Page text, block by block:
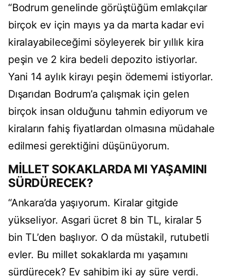
“Bodrum genelinde görüştüğüm emlakçılar
birçok ev için mayıs ya da marta kadar evi
kiralayabileceğimi söyleyerek bir yıllık kira
peşin ve 2 kira bedeli depozito istiyorlar.
Yani 14 aylık kirayı peşin ödememi istiyorlar.
Dışarıdan Bodrum’a çalışmak için gelen
birçok insan olduğunu tahmin ediyorum ve
kiraların fahiş fiyatlardan olmasına müdahale
edilmesi gerektiğini düşünüyorum.
MİLLET SOKAKLARDA MI YAŞAMINI
SÜRDÜRECEK?
“Ankara’da yaşıyorum. Kiralar gitgide
yükseliyor. Asgari ücret 8 bin TL, kiralar 5
bin TL’den başlıyor. O da müstakil, rutubetli
evler. Bu millet sokaklarda mı yaşamını
sürdürecek? Ev sahibim iki ay süre verdi.